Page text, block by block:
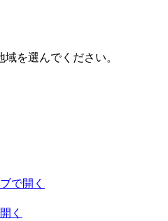
を選んでください。
で開く
く